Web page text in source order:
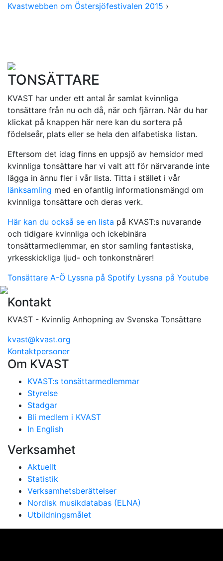
Kvastwebben om Östersjöfestivalen 2015 ›
TONSÄTTARE
KVAST har under ett antal år samlat kvinnliga
tonsättare från nu och då, när och fjärran. När du har
klickat på knappen här nere kan du sortera på
födelseår, plats eller se hela den alfabetiska listan.
Eftersom det idag finns en uppsjö av hemsidor med
kvinnliga tonsättare har vi valt att för närvarande inte
lägga in ännu fler i vår lista. Titta i stället i vår
länksamling med en ofantlig informationsmängd om
kvinnliga tonsättare och deras verk.
Här kan du också se en lista på KVAST:s nuvarande
och tidigare kvinnliga och ickebinära
tonsättarmedlemmar, en stor samling fantastiska,
yrkesskickliga ljud- och tonkonstnärer!
Tonsättare A-Ö Lyssna på Spotify Lyssna på Youtube
Kontakt
KVAST - Kvinnlig Anhopning av Svenska Tonsättare
kvast@kvast.org
Kontaktpersoner
Om KVAST
KVAST:s tonsättarmedlemmar
Styrelse
Stadgar
Bli medlem i KVAST
In English
Verksamhet
Aktuellt
Statistik
Verksamhetsberättelser
Nordisk musikdatabas (ELNA)
Utbildningsmålet